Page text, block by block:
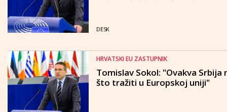
DESK
HRVATSKI EU ZASTUPNIK
Tomislav Sokol: "Ovakva Srbija
što tražiti u Europskoj uniji"